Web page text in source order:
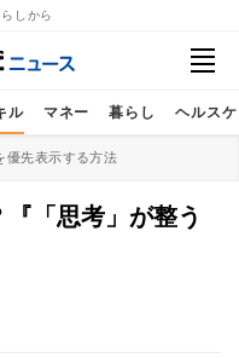
しから
ル マネー 暮らし ヘルス
優先表示する方法
「思考」が整う